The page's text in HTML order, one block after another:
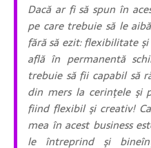
Dacă ar fi să spun în
pe care trebuie să le
fără să ezit: flexibilitate
află în permanentă
trebuie să fii capabil să
din mers la cerinţele şi
fiind flexibil şi creativ!
mea în acest business
le întreprind şi